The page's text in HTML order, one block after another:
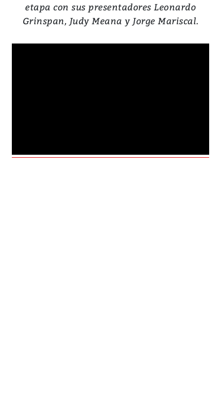
etapa con sus presentadores Leonardo
Grinspan, Judy Meana y Jorge Mariscal.